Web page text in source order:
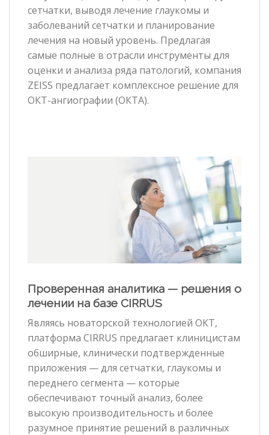
сетчатки, выводя лечение глаукомы и
заболеваний сетчатки и планирование
лечения на новый уровень. Предлагая
самые полные в отрасли инструменты для
оценки и анализа ряда патологий, компания
ZEISS предлагает комплексное решение для
ОКТ-ангиографии (ОКТА).
Проверенная аналитика — решения о
лечении на базе CIRRUS
Являясь новаторской технологией ОКТ,
платформа CIRRUS предлагает клиницистам
обширные, клинически подтвержденные
приложения — для сетчатки, глаукомы и
переднего сегмента — которые
обеспечивают точный анализ, более
высокую производительность и более
разумное принятие решений в различных